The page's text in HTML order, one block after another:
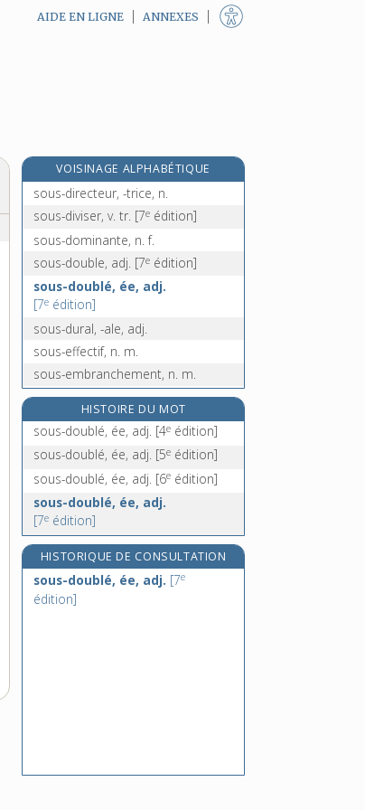
AIDE EN LIGNE ANNEXES
VOISINAGE ALPHABÉTIQUE
sous-diacre, n. m.
sous-directeur, -trice, n.
sous-diviser, v. tr. [7e édition]
sous-dominante, n. f.
sous-double, adj. [7e édition]
sous-doublé, ée, adj.
[7e édition]
sous-dural, -ale, adj.
sous-effectif, n. m.
sous-embranchement, n. m.
sous-emploi, n. m.
sous-employer, v. tr.
sous-ensemble, n. m.
sous-entendre, v. tr.
sous-entendu, n. m.
sous-entente, n. f.[7eédition]
HISTOIRE DU MOT
sous-doublé, ée, adj. [4e édition]
sous-doublé, ée, adj. [5e édition]
sous-doublé, ée, adj. [6e édition]
sous-doublé, ée, adj.
[7e édition]
HISTORIQUE DE CONSULTATION
sous-doublé, ée, adj. [7e
édition]